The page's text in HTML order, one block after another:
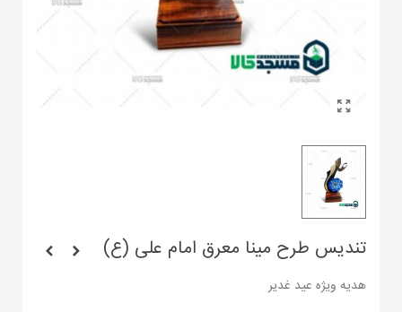
تندیس طرح مینا معرق امام علی (ع)
هدیه ویژه عید غدیر